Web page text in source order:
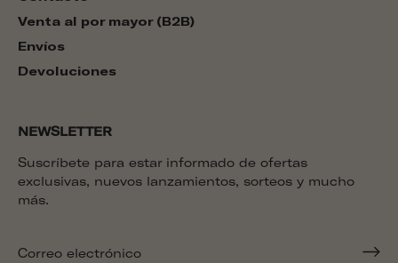
Venta al por mayor (B2B)
Envíos
Devoluciones
NEWSLETTER
Suscríbete para estar informado de ofertas
exclusivas, nuevos lanzamientos, sorteos y mucho
más.